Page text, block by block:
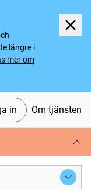
längre i
mer om
in Om tjänsten